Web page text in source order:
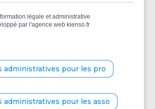
légale et administrative
par l'agence web kienso.fr
administratives pour les pro
administratives pour les asso